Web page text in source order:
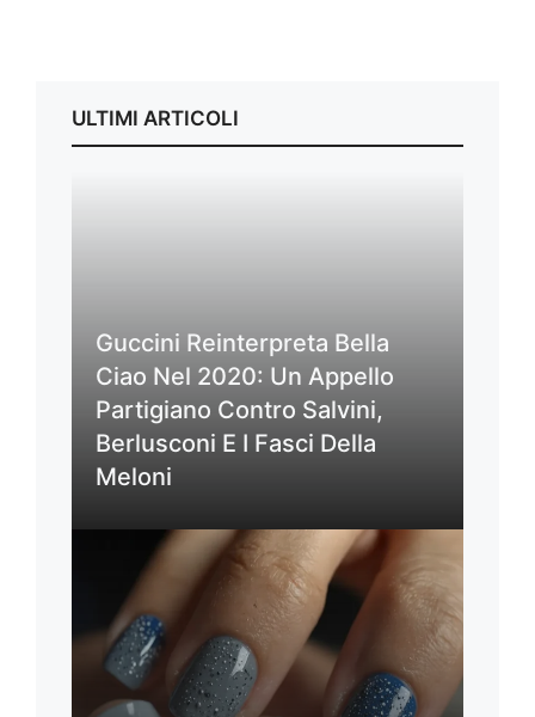
ULTIMI ARTICOLI
Guccini Reinterpreta Bella
Ciao Nel 2020: Un Appello
Partigiano Contro Salvini,
Berlusconi E I Fasci Della
Meloni